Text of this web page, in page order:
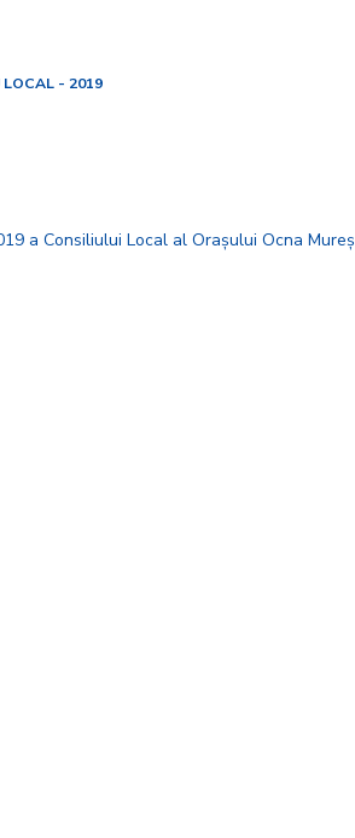
LOCAL - 2019
a Consiliului Local al Orașului Ocna Mureș